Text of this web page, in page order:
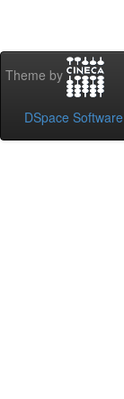
Theme by
DSpace Software